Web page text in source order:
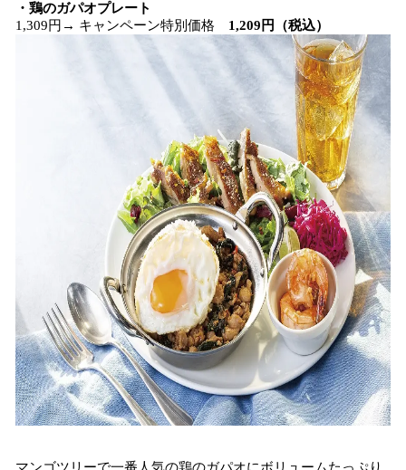
・鶏のガパオプレート
1,309円→ キャンペーン特別価格 1,209円（税込）